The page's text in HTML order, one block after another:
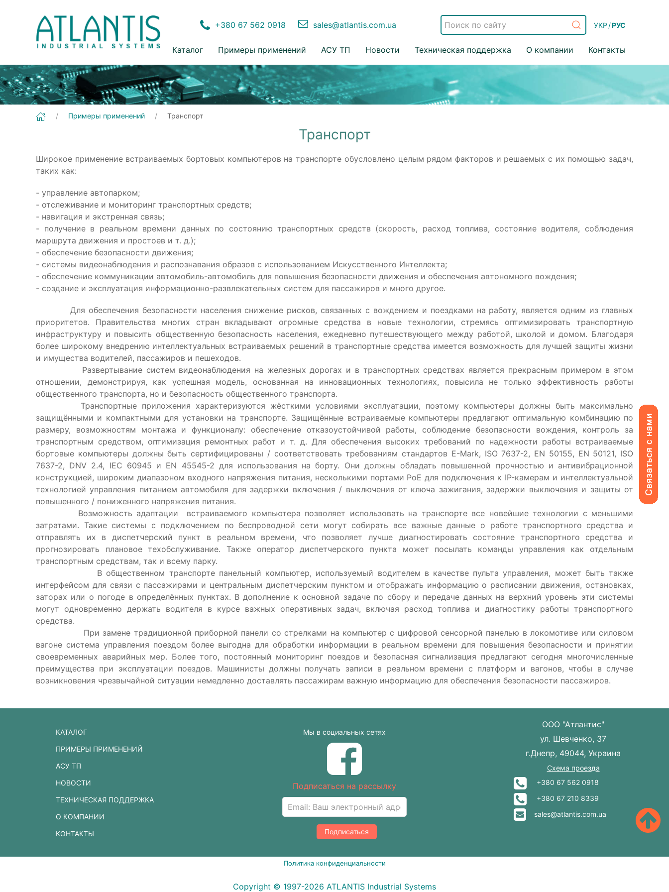
+380 67 562 0918 sales@atlantis.com.ua УКР /РУС
Каталог Примеры применений АСУ ТП Новости Техническая поддержка О компании Контакты
Примеры применений Транспорт
Транспорт
Широкое применение встраиваемых бортовых компьютеров на транспорте обусловлено целым рядом факторов и решаемых с их помощью задач,
таких как:
- управление автопарком;
- отслеживание и мониторинг транспортных средств;
- навигация и экстренная связь;
- получение в реальном времени данных по состоянию транспортных средств (скорость, расход топлива, состояние водителя, соблюдения
маршрута движения и простоев и т. д.);
- обеспечение безопасности движения;
- системы видеонаблюдения и распознавания образов с использованием Искусственного Интеллекта;
- обеспечение коммуникации автомобиль-автомобиль для повышения безопасности движения и обеспечения автономного вождения;
- создание и эксплуатация информационно-развлекательных систем для пассажиров и много другое.
Для обеспечения безопасности населения снижение рисков, связанных с вождением и поездками на работу, является одним из главных
приоритетов. Правительства многих стран вкладывают огромные средства в новые технологии, стремясь оптимизировать транспортную
инфраструктуру и повысить общественную безопасность населения, ежедневно путешествующего между работой, школой и домом. Благодаря
более широкому внедрению интеллектуальных встраиваемых решений в транспортные средства имеется возможность для лучшей защиты жизни
и имущества водителей, пассажиров и пешеходов.
Развертывание систем видеонаблюдения на железных дорогах и в транспортных средствах является прекрасным примером в этом
отношении, демонстрируя, как успешная модель, основанная на инновационных технологиях, повысила не только эффективность работы
общественного транспорта, но и безопасность общественного транспорта.
Транспортные приложения характеризуются жёсткими условиями эксплуатации, поэтому компьютеры должны быть максимально
защищёнными и компактными для установки на транспорте. Защищённые встраиваемые компьютеры предлагают оптимальную комбинацию по
размеру, возможностям монтажа и функционалу: обеспечение отказоустойчивой работы, соблюдение безопасности вождения, контроль за
транспортным средством, оптимизация ремонтных работ и т. д. Для обеспечения высоких требований по надежности работы встраиваемые
бортовые компьютеры должны быть сертифицированы / соответствовать требованиям стандартов E-Mark, ISO 7637-2, EN 50155, EN 50121, ISO
7637-2, DNV 2.4, IEC 60945 и EN 45545-2 для использования на борту. Они должны обладать повышенной прочностью и антивибрационной
конструкцией, широким диапазоном входного напряжения питания, несколькими портами PoE для подключения к IP-камерам и интеллектуальной
технологией управления питанием автомобиля для задержки включения / выключения от ключа зажигания, задержки выключения и защиты от
повышенного / пониженного напряжения питания.
Возможность адаптации встраиваемого компьютера позволяет использовать на транспорте все новейшие технологии с меньшими
затратами. Такие системы с подключением по беспроводной сети могут собирать все важные данные о работе транспортного средства и
отправлять их в диспетчерский пункт в реальном времени, что позволяет лучше диагностировать состояние транспортного средства и
прогнозировать плановое техобслуживание. Также оператор диспетчерского пункта может посылать команды управления как отдельным
транспортным средствам, так и всему парку.
В общественном транспорте панельный компьютер, используемый водителем в качестве пульта управления, может быть также
интерфейсом для связи с пассажирами и центральным диспетчерским пунктом и отображать информацию о расписании движения, остановках,
заторах или о погоде в определённых пунктах. В дополнение к основной задаче по сбору и передаче данных на верхний уровень эти системы
могут одновременно держать водителя в курсе важных оперативных задач, включая расход топлива и диагностику работы транспортного
средства.
При замене традиционной приборной панели со стрелками на компьютер с цифровой сенсорной панелью в локомотиве или силовом
вагоне система управления поездом более выгодна для обработки информации в реальном времени для повышения безопасности и принятии
своевременных аварийных мер. Более того, постоянный мониторинг поездов и безопасная сигнализация предлагают сегодня многочисленные
преимущества при эксплуатации поездов. Машинисты должны получать записи в реальном времени с платформ и вагонов, чтобы в случае
возникновения чрезвычайной ситуации немедленно доставлять пассажирам важную информацию для обеспечения безопасности пассажиров.
КАТАЛОГ
ПРИМЕРЫ ПРИМЕНЕНИЙ
АСУ ТП
НОВОСТИ
ТЕХНИЧЕСКАЯ ПОДДЕРЖКА
О КОМПАНИИ
КОНТАКТЫ
Мы в социальных сетях
Подписаться на рассылку
Подписаться
ООО "Атлантис"
ул. Шевченко, 37
г.Днепр, 49044, Украина
Схема проезда
+380 67 562 0918
+380 67 210 8339
sales@atlantis.com.ua
Политика конфиденциальности
Copyright © 1997-2026 ATLANTIS Industrial Systems